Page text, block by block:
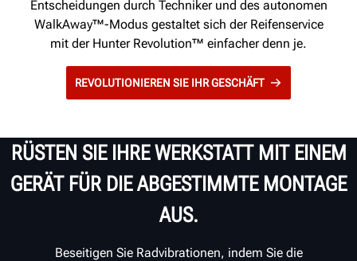
Entscheidungen durch Techniker und des autonomen
WalkAway™-Modus gestaltet sich der Reifenservice
mit der Hunter Revolution™ einfacher denn je.
REVOLUTIONIEREN SIE IHR GESCHÄFT
RÜSTEN SIE IHRE WERKSTATT MIT EINEM
GERÄT FÜR DIE ABGESTIMMTE MONTAGE
AUS.
Beseitigen Sie Radvibrationen, indem Sie die